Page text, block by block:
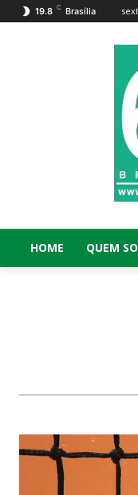
19.8 C Brasília
HOME QUEM